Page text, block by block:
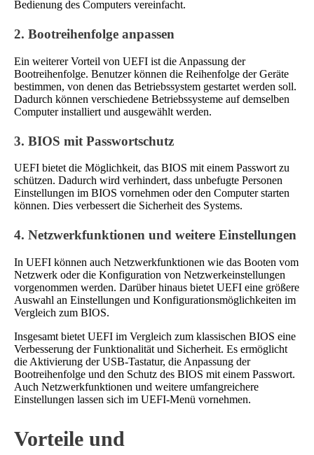
Bedienung des Computers vereinfacht.
2. Bootreihenfolge anpassen
Ein weiterer Vorteil von UEFI ist die Anpassung der
Bootreihenfolge. Benutzer können die Reihenfolge der Geräte
bestimmen, von denen das Betriebssystem gestartet werden soll.
Dadurch können verschiedene Betriebssysteme auf demselben
Computer installiert und ausgewählt werden.
3. BIOS mit Passwortschutz
UEFI bietet die Möglichkeit, das BIOS mit einem Passwort zu
schützen. Dadurch wird verhindert, dass unbefugte Personen
Einstellungen im BIOS vornehmen oder den Computer starten
können. Dies verbessert die Sicherheit des Systems.
4. Netzwerkfunktionen und weitere Einstellungen
In UEFI können auch Netzwerkfunktionen wie das Booten vom
Netzwerk oder die Konfiguration von Netzwerkeinstellungen
vorgenommen werden. Darüber hinaus bietet UEFI eine größere
Auswahl an Einstellungen und Konfigurationsmöglichkeiten im
Vergleich zum BIOS.
Insgesamt bietet UEFI im Vergleich zum klassischen BIOS eine
Verbesserung der Funktionalität und Sicherheit. Es ermöglicht
die Aktivierung der USB-Tastatur, die Anpassung der
Bootreihenfolge und den Schutz des BIOS mit einem Passwort.
Auch Netzwerkfunktionen und weitere umfangreichere
Einstellungen lassen sich im UEFI-Menü vornehmen.
Vorteile und